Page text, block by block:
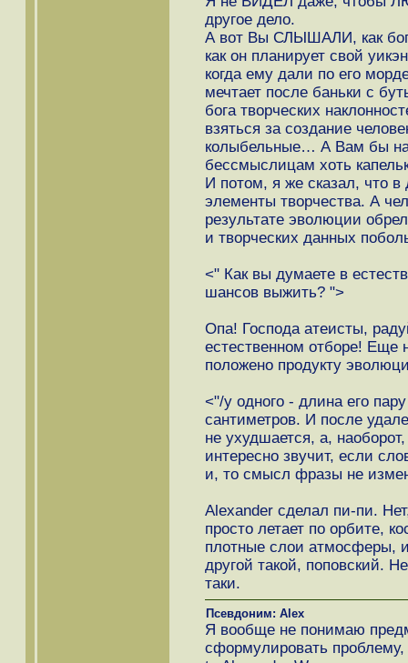
другое дело.
А вот Вы СЛЫШАЛИ, как бог
как он планирует свой
когда ему дали по его
мечтает после баньки с
бога творческих
взяться за создание
колыбельные… А Вам бы
бессмыслицам хоть
И потом, я же сказал, что
элементы творчества. А
результате эволюции
и творческих данных
<" Как вы думаете в
шансов выжить? ">
Опа! Господа атеисты,
естественном отборе! Еще
положено продукту
<"/у одного - длина его
сантиметров. И после
не ухудшается, а,
интересно звучит, если
и, то смысл фразы не
Alexander сделал пи-пи.
просто летает по орбите,
плотные слои атмосферы,
другой такой, поповский.
таки.
Псевдоним: Alex
Я вообще не понимаю
сформулировать